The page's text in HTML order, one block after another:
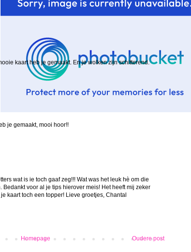
kaart heb je gemaakt. En je wolken zijn schitterend.
je gemaakt, mooi hoor!!
wat is ie toch gaaf zeg!!! Wat was het leuk hè om die
Bedankt voor al je tips hierover meis! Het heeft mij zeker
kaart toch een topper! Lieve groetjes, Chantal
Oudere post
Homepage